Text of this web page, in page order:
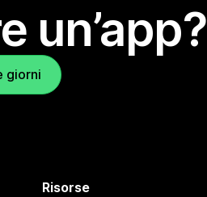
un’app?
giorni
Risorse